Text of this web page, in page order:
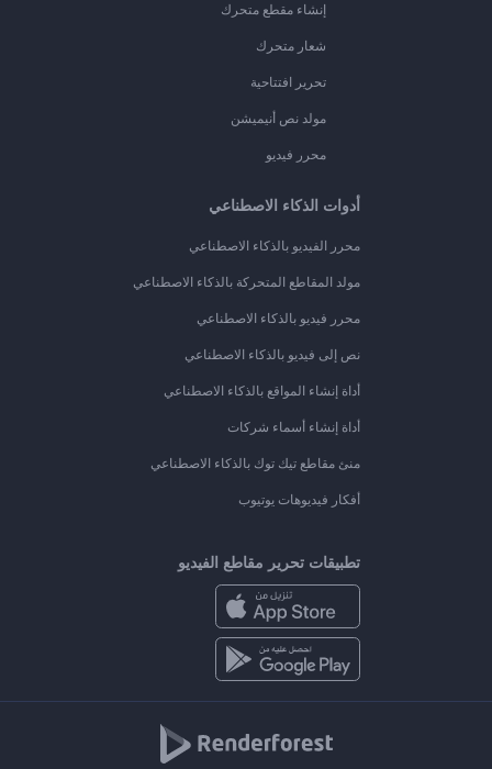
إنشاء مقطع متحرك
شعار متحرك
تحرير افتتاحية
مولد نص أنيميشن
محرر فيديو
أدوات الذكاء الاصطناعي
محرر الفيديو بالذكاء الاصطناعي
مولد المقاطع المتحركة بالذكاء الاصطناعي
محرر فيديو بالذكاء الاصطناعي
نص إلى فيديو بالذكاء الاصطناعي
أداة إنشاء المواقع بالذكاء الاصطناعي
أداة إنشاء أسماء شركات
منئ مقاطع تيك توك بالذكاء الاصطناعي
أفكار فيديوهات يوتيوب
تطبيقات تحرير مقاطع الفيديو